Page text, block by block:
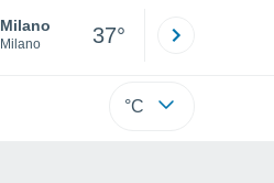
Milano
Milano 37°
°C